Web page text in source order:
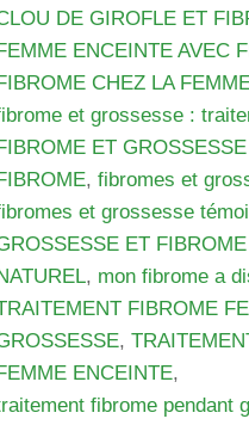
DE GIROFLE ET
ENCEINTE AVEC
CHEZ LA
et grossesse :
ET
, fibromes et
et grossesse
ET
, mon fibrome a
FIBROME
,
ENCEINTE,
fibrome pendant